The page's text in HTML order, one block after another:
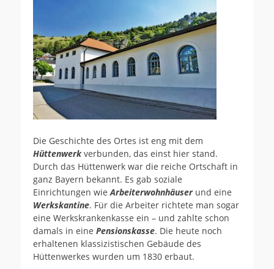
Die Geschichte des Ortes ist eng mit dem
Hüttenwerkverbunden, das einst hier stand.
Durch das Hüttenwerk war die reiche Ortschaft in
ganz Bayern bekannt. Es gab soziale
Einrichtungen wieArbeiterwohnhäuserund eine
Werkskantine. Für die Arbeiter richtete man sogar
eine Werkskrankenkasse ein – und zahlte schon
damals in eine Pensionskasse. Die heute noch
erhaltenen klassizistischen Gebäude des
Hüttenwerkes wurden um 1830 erbaut.